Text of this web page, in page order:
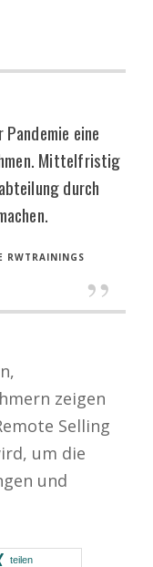
eine
Mittelfristig
durch
RWTRAININGS
zeigen
Selling
um die
und
teilen